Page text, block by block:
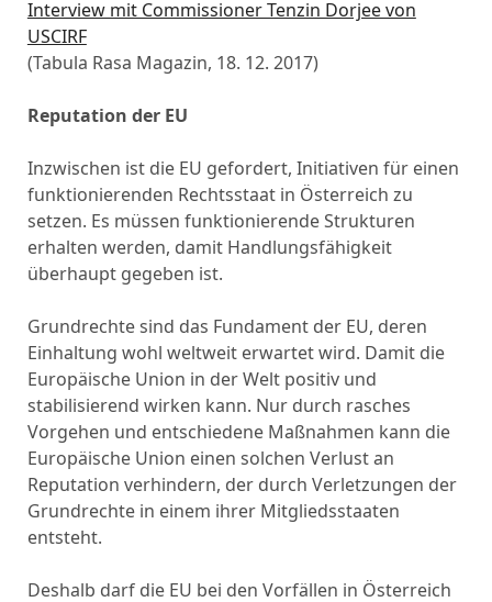
Interview mit Commissioner Tenzin Dorjee von
USCIRF
(Tabula Rasa Magazin, 18. 12. 2017)
Reputation der EU
Inzwischen ist die EU gefordert, Initiativen für einen
funktionierenden Rechtsstaat in Österreich zu
setzen. Es müssen funktionierende Strukturen
erhalten werden, damit Handlungsfähigkeit
überhaupt gegeben ist.
Grundrechte sind das Fundament der EU, deren
Einhaltung wohl weltweit erwartet wird. Damit die
Europäische Union in der Welt positiv und
stabilisierend wirken kann. Nur durch rasches
Vorgehen und entschiedene Maßnahmen kann die
Europäische Union einen solchen Verlust an
Reputation verhindern, der durch Verletzungen der
Grundrechte in einem ihrer Mitgliedsstaaten
entsteht.
Deshalb darf die EU bei den Vorfällen in Österreich